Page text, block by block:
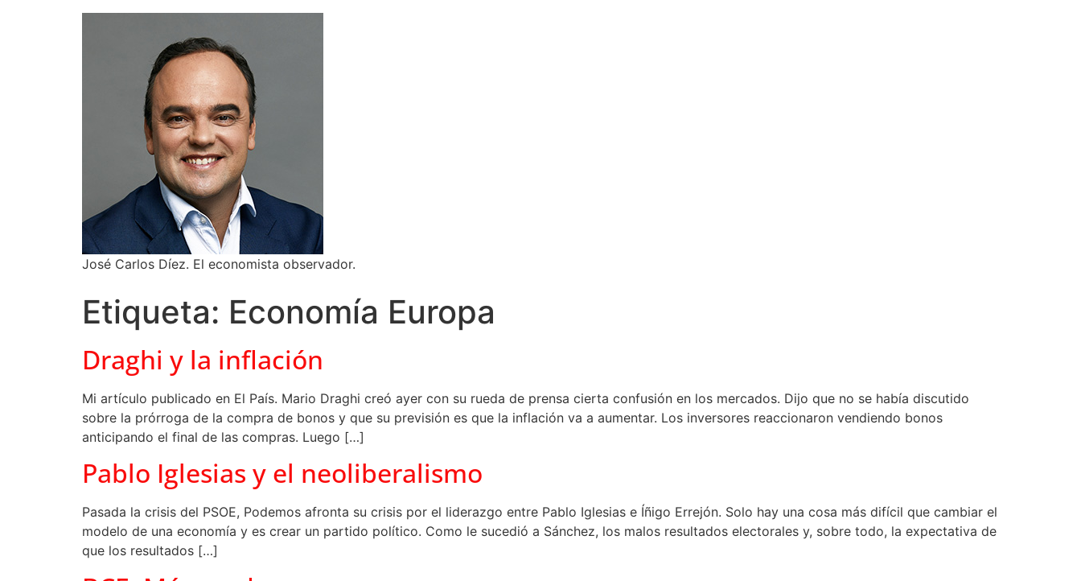
José Carlos Díez. El economista observador.
Etiqueta: Economía Europa
Draghi y la inflación
Mi artículo publicado en El País. Mario Draghi creó ayer con su rueda de prensa cierta confusión en los mercados. Dijo que no se había discutido
sobre la prórroga de la compra de bonos y que su previsión es que la inflación va a aumentar. Los inversores reaccionaron vendiendo bonos
anticipando el final de las compras. Luego […]
Pablo Iglesias y el neoliberalismo
Pasada la crisis del PSOE, Podemos afronta su crisis por el liderazgo entre Pablo Iglesias e Íñigo Errejón. Solo hay una cosa más difícil que cambiar el
modelo de una economía y es crear un partido político. Como le sucedió a Sánchez, los malos resultados electorales y, sobre todo, la expectativa de
que los resultados […]